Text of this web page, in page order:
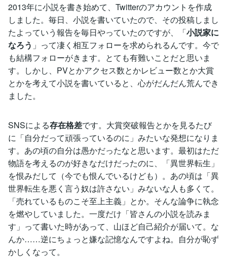
2013年に小説を書き始めて、Twitterのアカウントを作成
しました。毎日、小説を書いていたので、その投稿しまし
たよっていう報告を毎日やっていたのですが、「小説家に
なろう 」って凄く相互フォローを求められるんです。今で
も結構フォローがきます。とても有難いことだと思いま
す。しかし、PVとかアクセス数とかレビュー数とか大賞
とかを考えて小説を書いていると、心がだんだん荒んでき
ました。
SNSによる存在格差です。大賞突破報告とかを見るたび
に「自分だって頑張っているのに」みたいな発想になりま
す。あの頃の自分は愚かだったなと思います。最初はただ
物語を考えるのが好きなだけだったのに、「異世界転生」
を恨みだして（今でも恨んでいるけども）。あの頃は「異
世界転生を悪く言う奴は許さない」みないな人も多くて。
「売れているものこそ至上主義」とか。そんな論争に執念
を燃やしていました。一度だけ「皆さんの小説を読みま
す」って書いた時があって、山ほど自己紹介が届いて。な
んか……逆にちょっと嫌な記憶なんですよね。自分が恥ず
かしくなって。